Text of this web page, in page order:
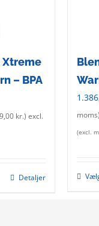
Xtreme
– BPA
kr.) excl.
Detaljer
moms)
(excl.